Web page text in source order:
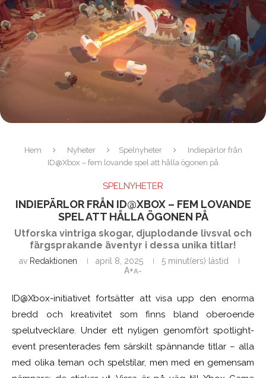
Hem Nyheter Spelnyheter
Indiepärlor från
ID@Xbox – fem lovande spel att hålla ögonen på
SPELNYHETER
INDIEPÄRLOR FRÅN ID@XBOX – FEM LOVANDE
SPEL ATT HÅLLA ÖGONEN PÅ
Utforska vintriga skogar, djuplodande livsval och
färgsprakande äventyr i dessa unika titlar!
av Redaktionen april 8, 2025
5 minut(ers) lästid
A+A-
ID@Xbox-initiativet fortsätter att visa upp den enorma
bredd och kreativitet som finns bland oberoende
spelutvecklare. Under ett nyligen genomfört spotlight-
event presenterades fem särskilt spännande titlar – alla
med olika teman och spelstilar, men med en gemensam